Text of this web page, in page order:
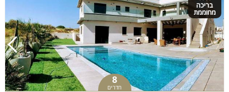
בריכה
מחוממת
8
חדרים